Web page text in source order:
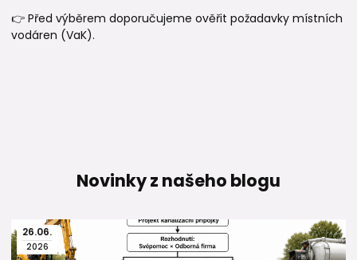
👉 Před výběrem doporučujeme ověřit požadavky místních
vodáren (VaK).
Novinky z našeho blogu
26.06.
2026